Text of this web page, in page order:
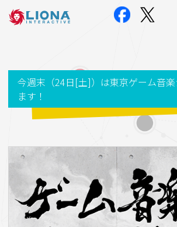
今週末（24日[土]）は東京ゲーム音
ます！